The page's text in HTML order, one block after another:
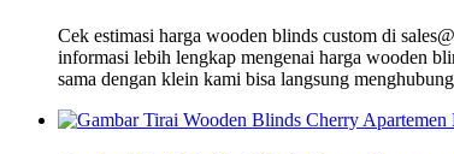
Cek estimasi harga wooden blinds custom di
informasi lebih lengkap mengenai harga wooden
sama dengan klein kami bisa langsung